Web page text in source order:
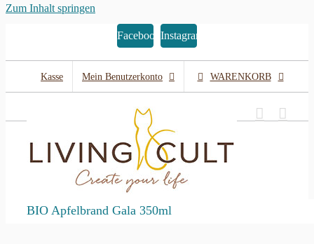
Zum Inhalt springen
Facebook Instagram
Kasse Mein Benutzerkonto WARENKORB
BIO Apfelbrand Gala 350ml